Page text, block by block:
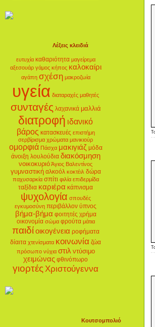
Λέξεις κλειδιά
ευτυχία καθαριότητα μαγείρεμα
αξεσουάρ γάμος κήπος καλοκαίρι
αγάπη σχέση μακροζωία
υγεία διαταραχές μαθητές
συνταγές λαχανικά μαλλιά
διατροφή ιδανικό
βάρος κατασκευές επιστήμη
σερβίρισμα χρώματα μανικιούρ
ομορφιά Πάσχα μακιγιάζ μόδα
άνοιξη λουλούδια διακόσμηση
νοικοκυριόΆγιος Βαλεντίνος
γυμναστική αλκοόλ κοκτέιλ δώρα
παχυσαρκία σπίτι φιλία επιδερμίδα
ταξίδια καριέρα κάπνισμα
ψυχολογία σπουδές
εγκυμοσύνη περιβάλλον ύπνος
βήμα-βήμα φοιτητές χρήμα
οικονομία σώμα φρούτα μάτια
παιδί οικογένεια ροφήματα
δίαιτα χτενίσματα κοινωνία ζώα
πρόσωπο νύχια στιλ ντύσιμο
χειμώνας φθινόπωρο
γιορτές Χριστούγεννα
Κουτσομπολιό